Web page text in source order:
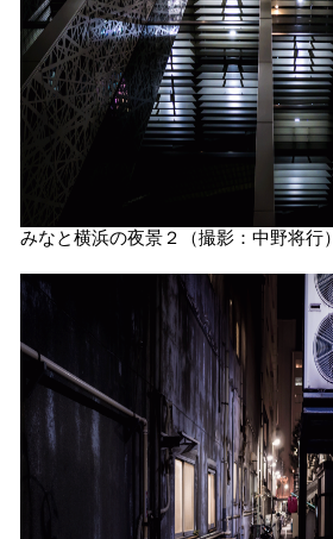
みなと横浜の夜景２（撮影：中野将行）